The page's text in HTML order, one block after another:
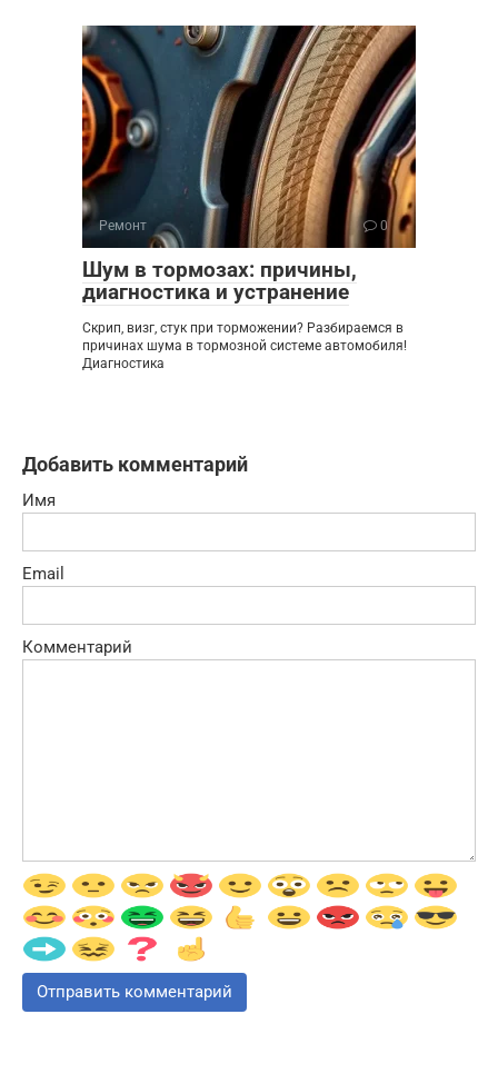
Ремонт 0
Шум в тормозах: причины,
диагностика и устранение
Скрип, визг, стук при торможении? Разбираемся в
причинах шума в тормозной системе автомобиля!
Диагностика
Добавить комментарий
Имя
Email
Комментарий